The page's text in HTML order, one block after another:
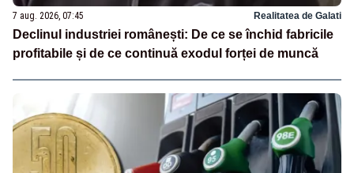
7 aug. 2026, 07:45 Realitatea de Galati
Declinul industriei românești: De ce se închid fabricile
profitabile și de ce continuă exodul forței de muncă